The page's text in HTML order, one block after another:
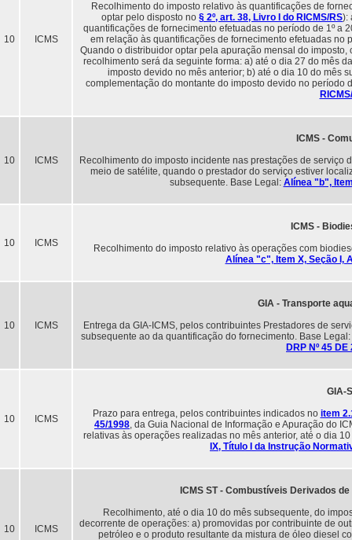
10 ICMS
Recolhimento do imposto relativo às quantificações de
optar pelo disposto no § 2º, art. 38, Livro I do RICMS/RS):
quantificações de fornecimento efetuadas no período de 1º a
em relação às quantificações de fornecimento efetuadas no
Quando o distribuidor optar pela apuração mensal do
recolhimento será da seguinte forma: a) até o dia 27 do mês
imposto devido no mês anterior; b) até o dia 10 do mês
complementação do montante do imposto devido no período
10 ICMS
ICMS -
Recolhimento do imposto incidente nas prestações de
meio de satélite, quando o prestador do serviço estiver
subsequente. Base Legal: Alínea "b",
10 ICMS
ICMS -
Recolhimento do imposto relativo às operações com
Alínea "c", Item X, Seção I,
10 ICMS
GIA - Transporte
Entrega da GIA-ICMS, pelos contribuintes Prestadores de
subsequente ao da quantificação do fornecimento. Base Legal:
DRP Nº 45
10 ICMS
GIA-
Prazo para entrega, pelos contribuintes indicados no item
45/1998, da Guia Nacional de Informação e Apuração do
relativas às operações realizadas no mês anterior, até o dia
IX, Título I da Instrução
10 ICMS
ICMS ST - Combustíveis Derivados
Recolhimento, até o dia 10 do mês subsequente, do
decorrente de operações: a) promovidas por contribuinte de
petróleo e o produto resultante da mistura de óleo diesel